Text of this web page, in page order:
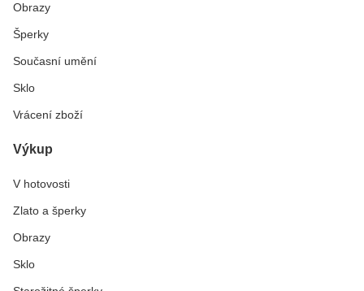
Obrazy
Šperky
Současní umění
Sklo
Vrácení zboží
Výkup
V hotovosti
Zlato a šperky
Obrazy
Sklo